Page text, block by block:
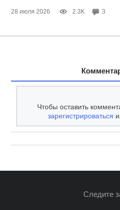
28 июля 2026 2.3K 3
Чтобы оставить
зарегистрироваться
Следите